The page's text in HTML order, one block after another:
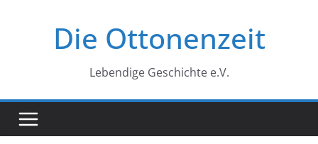
Die Ottonenzeit
Lebendige Geschichte e.V.